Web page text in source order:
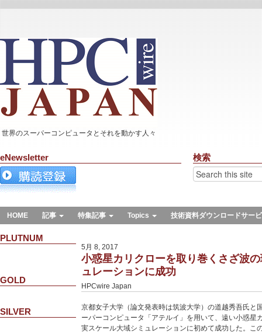
世界のスーパーコンピュータとそれを動かす人々
eNewsletter 検索
HOME 記事 特集記事 Topics 技術資料ダウンロードサー
PLUTNUM
GOLD
SILVER
5月 8, 2017
小惑星カリクローを取り巻くさざ波
ュレーションに成功
HPCwire Japan
京都女子大学（論文発表時は筑波大学）の道越秀吾氏と
ーパーコンピュータ「アテルイ」を用いて、遠い小惑星
実スケール大域シミュレーションに初めて成功した。こ